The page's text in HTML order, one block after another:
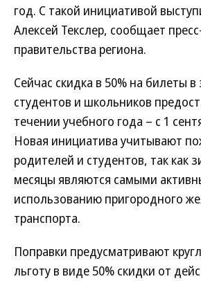
год. С такой инициативой
Алексей Текслер, сообщает
правительства региона.
Сейчас скидка в 50% на билеты в
студентов и школьников
течении учебного года – с 1
Новая инициатива учитывают
родителей и студентов, так как
месяцы являются самыми
использованию пригородного
транспорта.
Поправки предусматривают
льготу в виде 50% скидки от